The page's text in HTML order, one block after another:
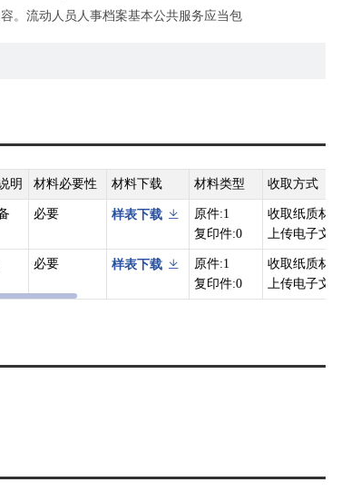
。流动人员人事档案基本公共服务应当包
明 材料必要性 材料下载 材料类型 收取方式
必要 样表下载
原件:1
复印件:0
收取纸质材料、
上传电子文件
必要 样表下载
原件:1
复印件:0
收取纸质材料、
上传电子文件